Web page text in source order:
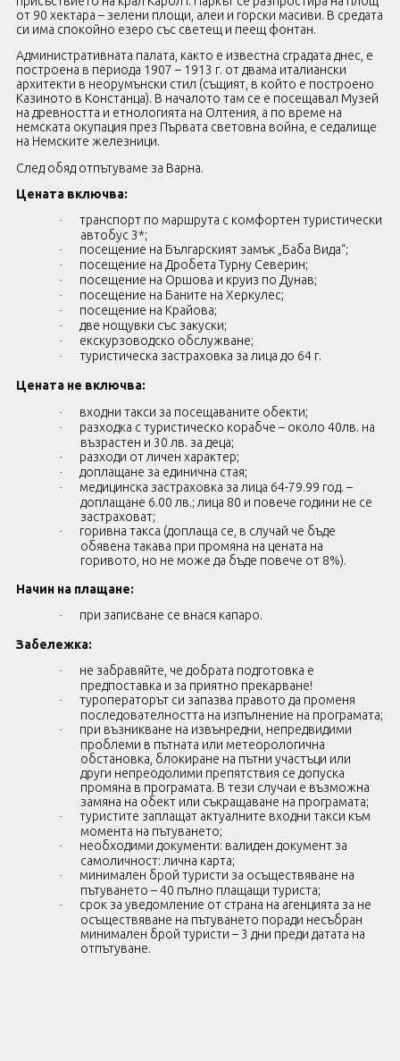
от 90 хектара – зелени площи, алеи и горски масиви. В средата
си има спокойно езеро със светещ и пеещ фонтан.
Административната палата, както е известна сградата днес, е
построена в периода 1907 – 1913 г. от двама италиански
архитекти в неорумънски стил (същият, в който е построено
Казиното в Констанца). В началото там се е посещавал Музей
на древността и етнологията на Олтения, а по време на
немската окупация през Първата световна война, е седалище
на Немските железници.
След обяд отпътуваме за Варна.
Цената включва:
·
транспорт по маршрута с комфортен туристически
автобус 3*;
· посещение на Българският замък „Баба Вида“;
· посещение на Дробета Турну Северин;
· посещение на Оршова и круиз по Дунав;
· посещение на Баните на Херкулес;
· посещение на Крайова;
· две нощувки със закуски;
· екскурзоводско обслужване;
· туристическа застраховка за лица до 64 г.
Цената не включва:
· входни такси за посещаваните обекти;
·
разходка с туристическо корабче – около 40лв. на
възрастен и 30 лв. за деца;
· разходи от личен характер;
· доплащане за единична стая;
·
медицинска застраховка за лица 64-79.99 год. –
доплащане 6.00 лв.; лица 80 и повече години не се
застраховат;
·
горивна такса (доплаща се, в случай че бъде
обявена такава при промяна на цената на
горивото, но не може да бъде повече от 8%).
Начин на плащане:
· при записване се внася капаро.
Забележка:
·
не забравяйте, че добрата подготовка е
предпоставка и за приятно прекарване!
·
туроператорът си запазва правото да променя
последователността на изпълнение на програмата;
·
при възникване на извънредни, непредвидими
проблеми в пътната или метеорологична
обстановка, блокиране на пътни участъци или
други непреодолими препятствия се допуска
промяна в програмата. В тези случаи е възможна
замяна на обект или съкращаване на програмата;
·
туристите заплащат актуалните входни такси към
момента на пътуването;
·
необходими документи: валиден документ за
самоличност: лична карта;
·
минимален брой туристи за осъществяване на
пътуването – 40 пълно плащащи туриста;
·
срок за уведомление от страна на агенцията за не
осъществяване на пътуването поради несъбран
минимален брой туристи – 3 дни преди датата на
отпътуване.